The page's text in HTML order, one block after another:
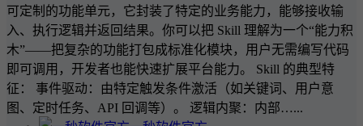
可定制的功能单元，它封装了特定的业务能力，能够接收输
入、执行逻辑并返回结果。你可以把 Skill 理解为一个“能力积
木”——把复杂的功能打包成标准化模块，用户无需编写代码
即可调用，开发者也能快速扩展平台能力。 Skill 的典型特
征： 事件驱动：由特定触发条件激活（如关键词、用户意
图、定时任务、API 回调等）。 逻辑内聚：内部…...